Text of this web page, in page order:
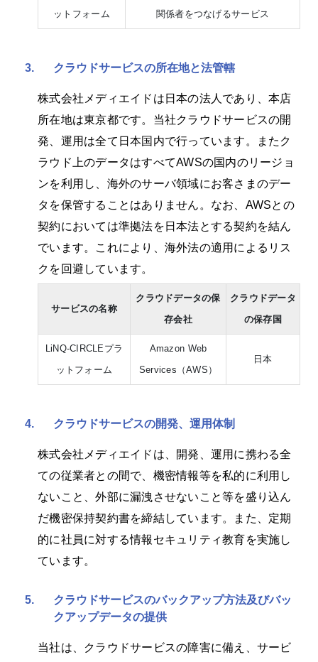
ットフォーム
関係者をつなげるサービス
3. クラウドサービスの所在地と法管轄
株式会社メディエイドは日本の法人であり、本店
所在地は東京都です。当社クラウドサービスの開
発、運用は全て日本国内で行っています。またク
ラウド上のデータはすべてAWSの国内のリージョ
ンを利用し、海外のサーバ領域にお客さまのデー
タを保管することはありません。なお、AWSとの
契約においては準拠法を日本法とする契約を結ん
でいます。これにより、海外法の適用によるリス
クを回避しています。
サービスの名称
クラウドデータの保
存会社
クラウドデータ
の保存国
LiNQ-CIRCLEプラ
ットフォーム
Amazon Web
Services（AWS）
日本
4. クラウドサービスの開発、運用体制
株式会社メディエイドは、開発、運用に携わる全
ての従業者との間で、機密情報等を私的に利用し
ないこと、外部に漏洩させないこと等を盛り込ん
だ機密保持契約書を締結しています。また、定期
的に社員に対する情報セキュリティ教育を実施し
ています。
5.
クラウドサービスのバックアップ方法及びバッ
クアップデータの提供
当社は、クラウドサービスの障害に備え、サービ